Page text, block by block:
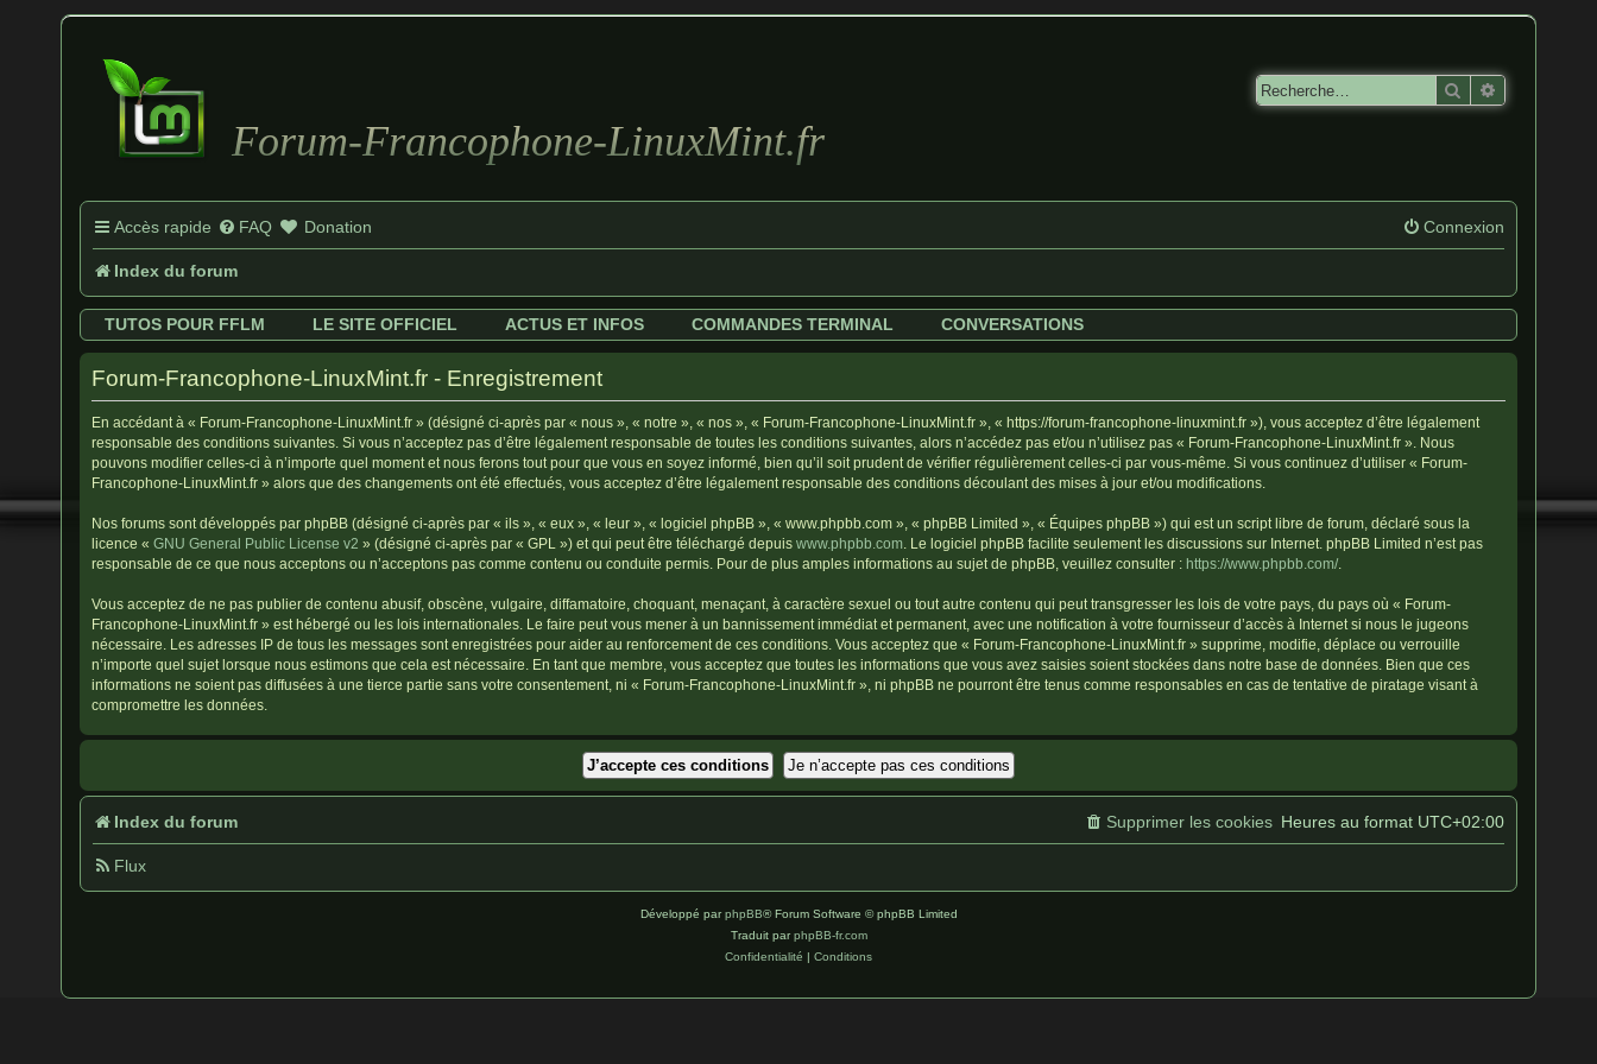
Forum-Francophone-LinuxMint.fr
Rechercher
Accès rapide FAQ Donation Connexion
Index du forum
TUTOS POUR FFLM LE SITE OFFICIEL ACTUS ET INFOS COMMANDES TERMINAL CONVERSATIONS
Forum-Francophone-LinuxMint.fr - Enregistrement
En accédant à « Forum-Francophone-LinuxMint.fr » (désigné ci-après par « nous », « notre », « nos », « Forum-Francophone-LinuxMint.fr », « https://forum-francophone-linuxmint.fr »), vous acceptez d’être légalement
responsable des conditions suivantes. Si vous n’acceptez pas d’être légalement responsable de toutes les conditions suivantes, alors n’accédez pas et/ou n’utilisez pas « Forum-Francophone-LinuxMint.fr ». Nous
pouvons modifier celles-ci à n’importe quel moment et nous ferons tout pour que vous en soyez informé, bien qu’il soit prudent de vérifier régulièrement celles-ci par vous-même. Si vous continuez d’utiliser « Forum-
Francophone-LinuxMint.fr » alors que des changements ont été effectués, vous acceptez d’être légalement responsable des conditions découlant des mises à jour et/ou modifications.
Nos forums sont développés par phpBB (désigné ci-après par « ils », « eux », « leur », « logiciel phpBB », « www.phpbb.com », « phpBB Limited », « Équipes phpBB ») qui est un script libre de forum, déclaré sous la
licence «GNU General Public License v2 » (désigné ci-après par « GPL ») et qui peut être téléchargé depuiswww.phpbb.com . Le logiciel phpBB facilite seulement les discussions sur Internet. phpBB Limited n’est pas
responsable de ce que nous acceptons ou n’acceptons pas comme contenu ou conduite permis. Pour de plus amples informations au sujet de phpBB, veuillez consulter : https://www.phpbb.com/.
Vous acceptez de ne pas publier de contenu abusif, obscène, vulgaire, diffamatoire, choquant, menaçant, à caractère sexuel ou tout autre contenu qui peut transgresser les lois de votre pays, du pays où « Forum-
Francophone-LinuxMint.fr » est hébergé ou les lois internationales. Le faire peut vous mener à un bannissement immédiat et permanent, avec une notification à votre fournisseur d’accès à Internet si nous le jugeons
nécessaire. Les adresses IP de tous les messages sont enregistrées pour aider au renforcement de ces conditions. Vous acceptez que « Forum-Francophone-LinuxMint.fr » supprime, modifie, déplace ou verrouille
n’importe quel sujet lorsque nous estimons que cela est nécessaire. En tant que membre, vous acceptez que toutes les informations que vous avez saisies soient stockées dans notre base de données. Bien que ces
informations ne soient pas diffusées à une tierce partie sans votre consentement, ni « Forum-Francophone-LinuxMint.fr », ni phpBB ne pourront être tenus comme responsables en cas de tentative de piratage visant à
compromettre les données.
Index du forum Heures au format UTC+02:00
Supprimer les cookies
Flux
Développé parphpBB® Forum Software © phpBB Limited
Traduit parphpBB-fr.com
Confidentialité | Conditions